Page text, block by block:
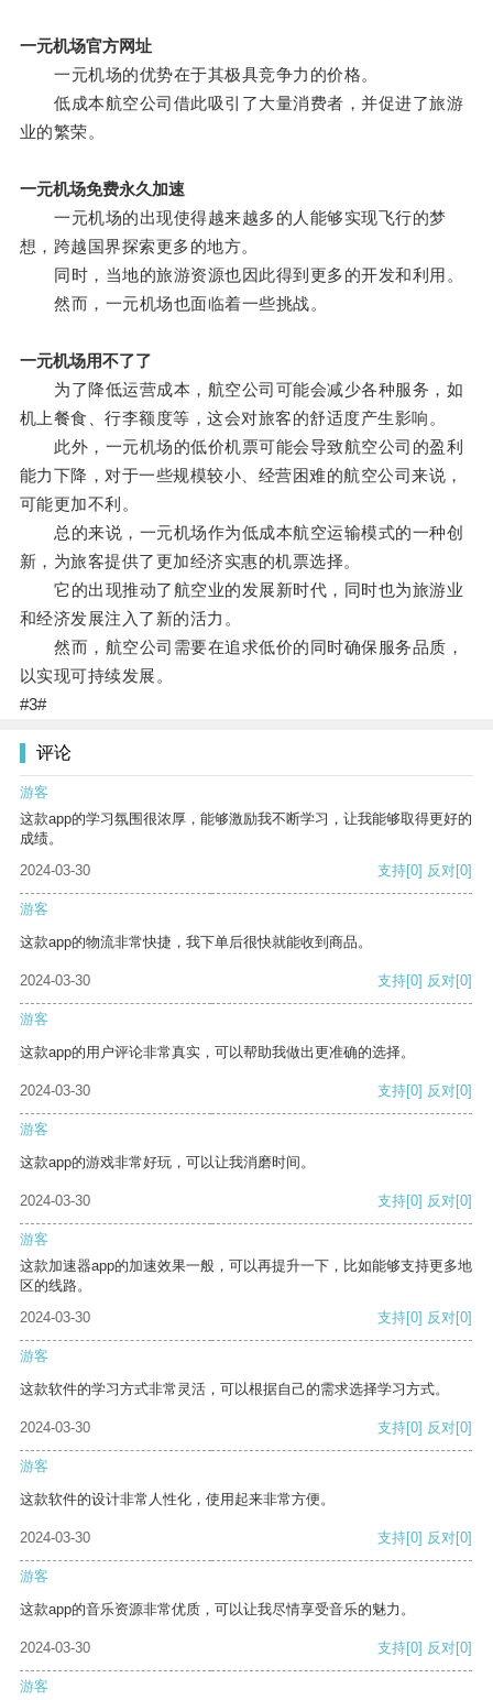
一元机场官方网址
一元机场的优势在于其极具竞争力的价格。
低成本航空公司借此吸引了大量消费者，并促进了旅游
业的繁荣。
一元机场免费永久加速
一元机场的出现使得越来越多的人能够实现飞行的梦
想，跨越国界探索更多的地方。
同时，当地的旅游资源也因此得到更多的开发和利用。
然而，一元机场也面临着一些挑战。
一元机场用不了了
为了降低运营成本，航空公司可能会减少各种服务，如
机上餐食、行李额度等，这会对旅客的舒适度产生影响。
此外，一元机场的低价机票可能会导致航空公司的盈利
能力下降，对于一些规模较小、经营困难的航空公司来说，
可能更加不利。
总的来说，一元机场作为低成本航空运输模式的一种创
新，为旅客提供了更加经济实惠的机票选择。
它的出现推动了航空业的发展新时代，同时也为旅游业
和经济发展注入了新的活力。
然而，航空公司需要在追求低价的同时确保服务品质，
以实现可持续发展。
#3#
评论
游客
这款app的学习氛围很浓厚，能够激励我不断学习，让我能够取得更好的
成绩。
2024-03-30
支持[0] 反对[0]
游客
这款app的物流非常快捷，我下单后很快就能收到商品。
2024-03-30 支持[0] 反对[0]
游客
这款app的用户评论非常真实，可以帮助我做出更准确的选择。
2024-03-30 支持[0] 反对[0]
游客
这款app的游戏非常好玩，可以让我消磨时间。
2024-03-30 支持[0] 反对[0]
游客
这款加速器app的加速效果一般，可以再提升一下，比如能够支持更多地
区的线路。
2024-03-30
支持[0] 反对[0]
游客
这款软件的学习方式非常灵活，可以根据自己的需求选择学习方式。
2024-03-30 支持[0] 反对[0]
游客
这款软件的设计非常人性化，使用起来非常方便。
2024-03-30 支持[0] 反对[0]
游客
这款app的音乐资源非常优质，可以让我尽情享受音乐的魅力。
2024-03-30 支持[0] 反对[0]
游客